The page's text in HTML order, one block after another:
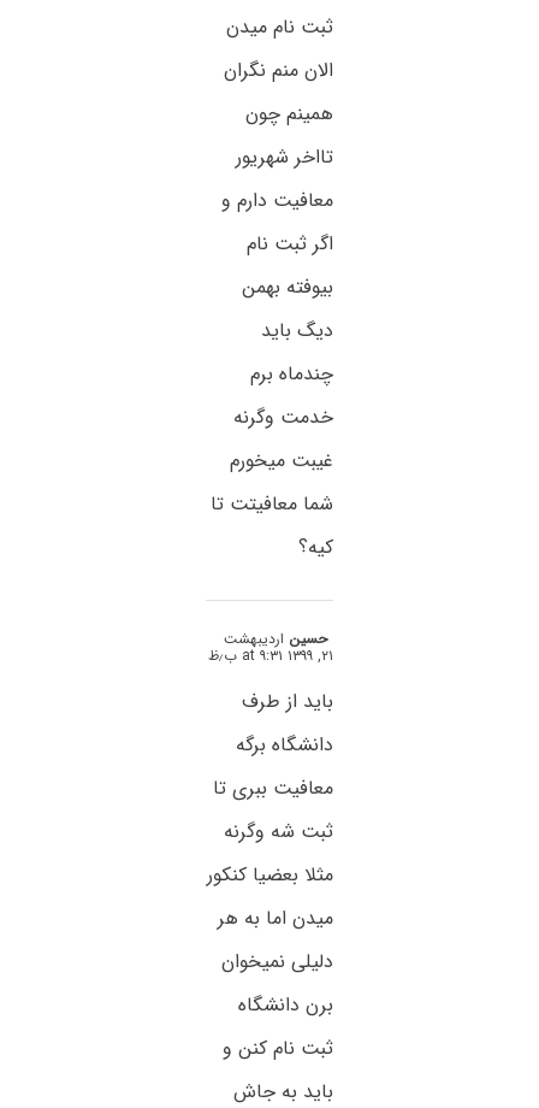
ثبت نام میدن
الان منم نگران
همینم چون
تااخر شهریور
معافیت دارم و
اگر ثبت نام
بیوفته بهمن
دیگ باید
چندماه برم
خدمت وگرنه
غیبت میخورم
شما معافیتت تا
کیه؟
حسین اردیبهشت
۲۱, ۱۳۹۹ at ۹:۳۱ ب٫ظ
باید از طرف
دانشگاه برگه
معافیت ببری تا
ثبت شه وگرنه
مثلا بعضیا کنکور
میدن اما به هر
دلیلی نمیخوان
برن دانشگاه
ثبت نام کنن و
باید به جاش